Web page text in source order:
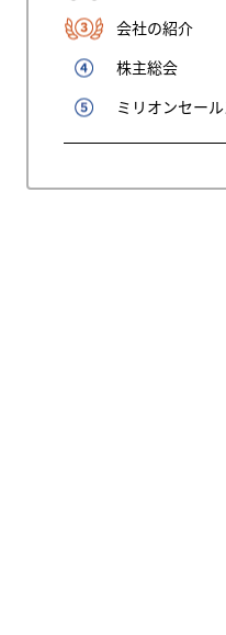
会社の紹介
株主総会
ミリオンセー